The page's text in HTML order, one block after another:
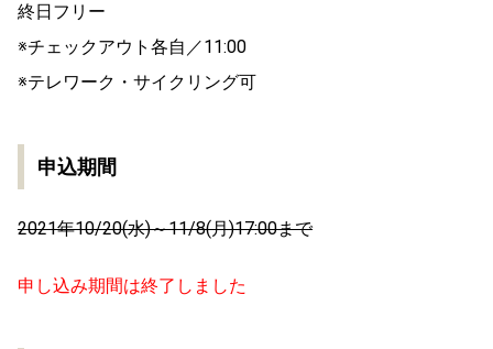
終日フリー
※チェックアウト各自／11:00
※テレワーク・サイクリング可
申込期間
2021年10/20(水)～11/8(月)17:00まで
申し込み期間は終了しました